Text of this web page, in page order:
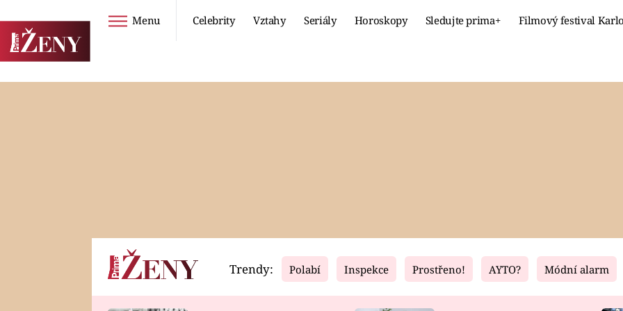
Menu Celebrity Vztahy Seriály Horoskopy Sledujte prima+ Filmový festival
Horoskopy Video Fresh Living
Trendy: Polabí Inspekce Prostřeno! AYTO? Módní alarm